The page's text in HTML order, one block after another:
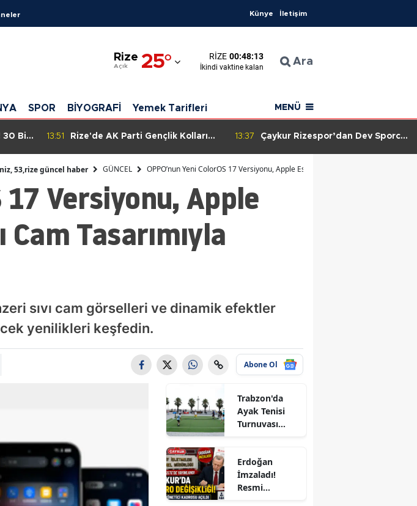
Künye İletişim
Rize
Açık 25°
Adıyaman
Ağrı
Amasya
Artvin
Aydın
Bingöl
Bitlis
Bolu
Çanakkale
RIZE 00:48:12
İkindi vaktine kalan Ara
SPOR BİYOGRAFİ Yemek Tarifleri MENÜ
30 Bin
13:51
Rize'de AK Parti Gençlik Kolları
Hedefleniyor
13:37
Çaykur Rizespor’dan Dev Sporcu
53,rize güncel haber GÜNCEL OPPO’nun Yeni ColorOS 17 Versiyonu, Apple Estetiğini Yansıtan Sıvı Cam
17 Versiyonu, Apple
Tasarımıyla
sıvı cam görselleri ve dinamik efektler
yenilikleri keşfedin.
Abone Ol
Trabzon'da
Ayak Tenisi
Turnuvası
Erdoğan
İmzaladı!
Resmi